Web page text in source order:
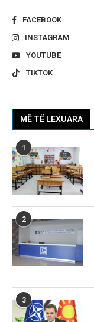
FACEBOOK
INSTAGRAM
YOUTUBE
TIKTOK
MË TË LEXUARA
1
2
3